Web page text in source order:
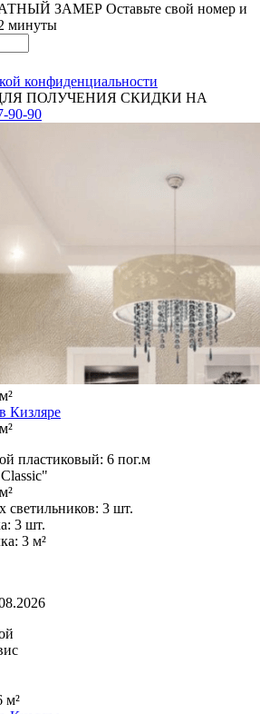
ЗАМЕР Оставьте свой номер и
минуты
конфиденциальности
ПОЛУЧЕНИЯ СКИДКИ НА
90-90
пластиковый: 6 пог.м
3 шт.
3 шт.
3 м²
м²